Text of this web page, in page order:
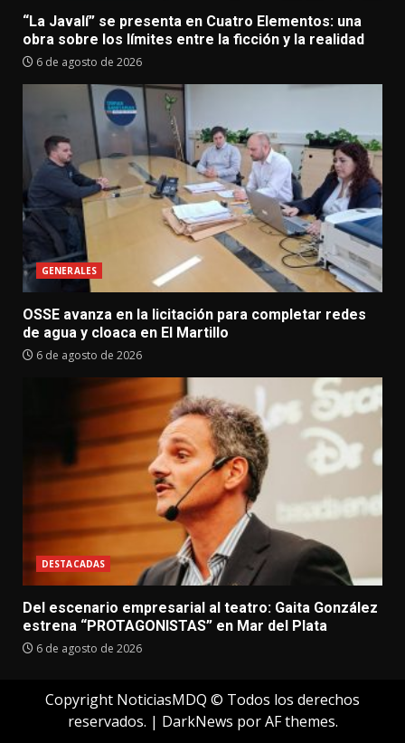
“La Javalí” se presenta en Cuatro Elementos: una
obra sobre los límites entre la ficción y la realidad
6 de agosto de 2026
GENERALES
OSSE avanza en la licitación para completar redes
de agua y cloaca en El Martillo
6 de agosto de 2026
DESTACADAS
Del escenario empresarial al teatro: Gaita González
estrena “PROTAGONISTAS” en Mar del Plata
6 de agosto de 2026
Copyright NoticiasMDQ © Todos los derechos
reservados. | DarkNews por AF themes.